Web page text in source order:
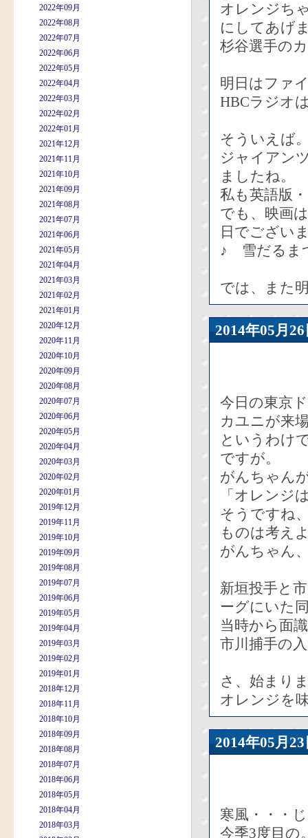
2022年09月
2022年08月
2022年07月
2022年06月
2022年05月
2022年04月
2022年03月
2022年02月
2022年01月
2021年12月
2021年11月
2021年10月
2021年09月
2021年08月
2021年07月
2021年06月
2021年05月
2021年04月
2021年03月
2021年02月
2021年01月
2020年12月
2020年11月
2020年10月
2020年09月
2020年08月
2020年07月
2020年06月
2020年05月
2020年04月
2020年03月
2020年02月
2020年01月
2019年12月
2019年11月
2019年10月
2019年09月
2019年08月
2019年07月
2019年06月
2019年05月
2019年04月
2019年03月
2019年02月
2019年01月
2018年12月
2018年11月
2018年10月
2018年09月
2018年08月
2018年07月
2018年06月
2018年05月
2018年04月
2018年03月
オレンジち
にしてあげ
杉谷選手の
明日はファ
HBCラジオ
そういえば
ジャイアン
ましたね。
私も英語版
でも、映画
日でござい
♪ 雪だるま
では、また
2014年05
今日の東京
カユニが来
というわけ
ですが。
がんちゃん
「オレンジ
そうですね
ものは考え
がんちゃん
新垣投手と
ーグにいた
当時から面
市川捕手の
さ、始まり
オレンジを
2014年05
寒風・・・
今季3度目の